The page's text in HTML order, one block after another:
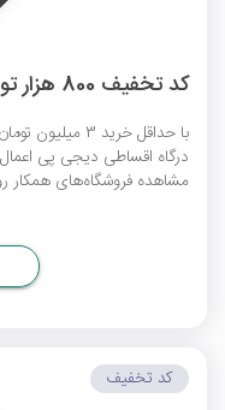
کد تخفیف 800 هزار تومانی دیجی پی
با حداقل خرید 3 میلیون تومان می‌توانید این
درگاه اقساطی دیجی پی
مشاهده فروشگاه‌های همکار
کد تخفیف